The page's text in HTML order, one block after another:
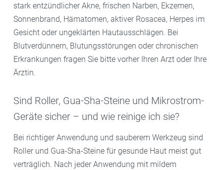
stark entzündlicher Akne, frischen Narben, Ekzemen,
Sonnenbrand, Hämatomen, aktiver Rosacea, Herpes im
Gesicht oder ungeklärten Hautausschlägen. Bei
Blutverdünnern, Blutungsstörungen oder chronischen
Erkrankungen fragen Sie bitte vorher Ihren Arzt oder Ihre
Ärztin.
Sind Roller, Gua-Sha-Steine und Mikrostrom-
Geräte sicher – und wie reinige ich sie?
Bei richtiger Anwendung und sauberem Werkzeug sind
Roller und Gua-Sha-Steine für gesunde Haut meist gut
verträglich. Nach jeder Anwendung mit mildem